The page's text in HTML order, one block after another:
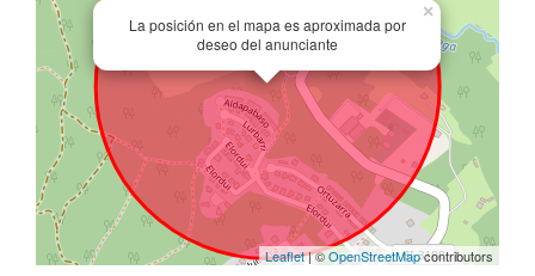
La posición en el mapa es aproximada por
deseo del anunciante
×
Leaflet| ©OpenStreetMapcontributors